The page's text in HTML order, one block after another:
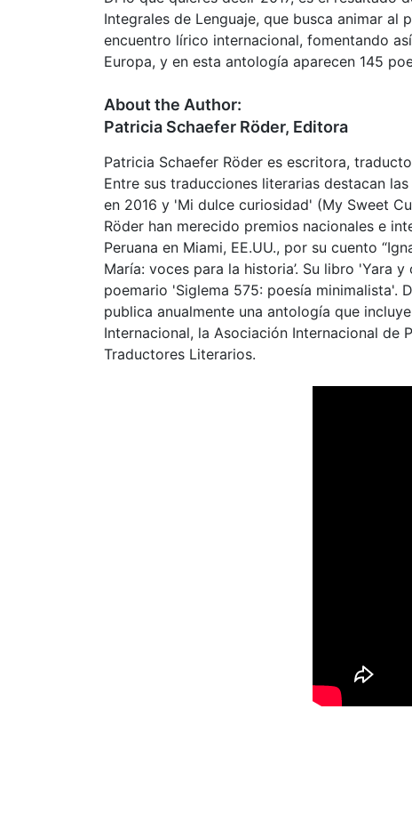
Integrales de Lenguaje, que busca animar
encuentro lírico internacional, fomentando
Europa, y en esta antología aparecen 145
About the Author:
Patricia Schaefer Röder, Editora
Patricia Schaefer Röder es escritora,
Entre sus traducciones literarias destacan
en 2016 y 'Mi dulce curiosidad' (My Sweet
Röder han merecido premios nacionales e
Peruana en Miami, EE.UU., por su cuento
María: voces para la historia’. Su libro 'Yara
poemario 'Siglema 575: poesía minimalista'.
publica anualmente una antología que
Internacional, la Asociación Internacional de
Traductores Literarios.